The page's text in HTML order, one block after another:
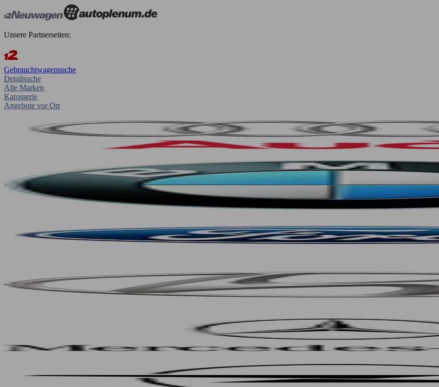
Unsere Partnerseiten:
Gebrauchtwagensuche
Detailsuche
Alle Marken
Karosserie
Angebote vor Ort